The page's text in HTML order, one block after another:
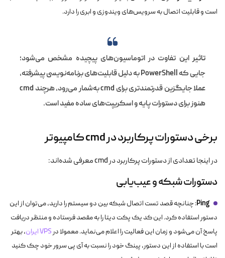
است و قابلیت اتصال به سرویس‌های ویندوزی و ابری را دارد.
تاثیراین تفاوت در اتوماسیون‌های پیچیده مشخص می‌شود؛
جایی کهPowerShellبه دلیل قابلیت‌های برنامه‌نویسی پیشرفته،
عملاجایگزین قدرتمندتری برایcmdبه‌شمار می‌رود، هرچندcmd
هنوز برای دستورات پایه و اسکریپت‌های ساده مفید است.
برخی دستورات پرکاربرد در cmd کامپیوتر
در اینجا تعدادی از دستورات پرکاربرد در cmd معرفی شده‌اند:
دستورات شبکه و عیب‌یابی
Ping: چنانچه قصد تست اتصال شبکه بین دو سیستم را دارید، می‌توان از این
دستور استفاده کرد. این کد یک پکت دیتا را به مقصد فرستاده و منتظر دریافت
پاسخ آن می‌شود و زمان این فعالیت را اعلام می‌نماید. معمولا درVPS ایران
، بهتر
است با استفاده از این دستور، پینگ خود را نسبت به آی پی سرور خود چک کنید